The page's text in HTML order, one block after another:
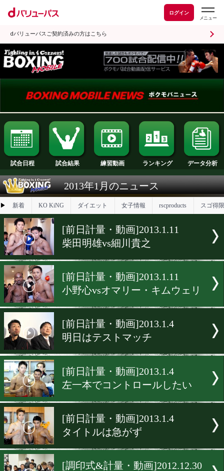
ログイン
dバリューパスご契約済みの方はこちら
試合日程 試合結果 練習動画 ランキング
2013年1月のニュース
▶ 新着 KO KiNG ダイエット 女子情報
[前日計量・動画]2013.1.11
柴田明雄vs細川貴之
[前日計量・動画]2013.1.11
[前日計量・動画]2013.1.4
明日はテストマッチ
[前日計量・動画]2013.1.4
左一本でコントロールした